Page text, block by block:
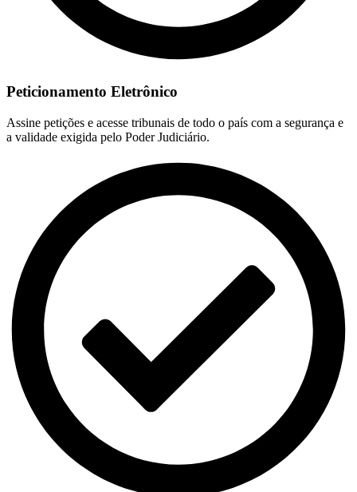
Peticionamento Eletrônico
Assine petições e acesse tribunais de todo o país com a segurança e
a validade exigida pelo Poder Judiciário.